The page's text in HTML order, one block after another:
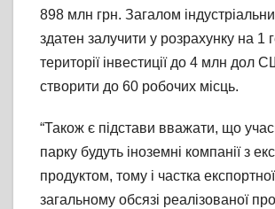
898 млн грн. Загалом
здатен залучити у розрахунку на 1
території інвестиції до 4 млн дол
створити до 60 робочих місць.
“Також є підстави вважати, що
парку будуть іноземні компанії з
продуктом, тому і частка
загальному обсязі реалізованої